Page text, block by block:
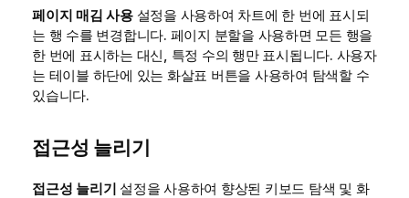
페이지 매김 사용설정을 사용하여 차트에 한 번에 표시되
는 행 수를 변경합니다. 페이지 분할을 사용하면 모든 행을
한 번에 표시하는 대신, 특정 수의 행만 표시됩니다. 사용자
는 테이블 하단에 있는 화살표 버튼을 사용하여 탐색할 수
있습니다.
접근성 늘리기
접근성 늘리기 설정을 사용하여 향상된 키보드 탐색 및 화